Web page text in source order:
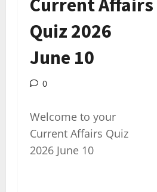
Current Affairs
Quiz 2026
June 10
0
Welcome to your
Current Affairs Quiz
2026 June 10